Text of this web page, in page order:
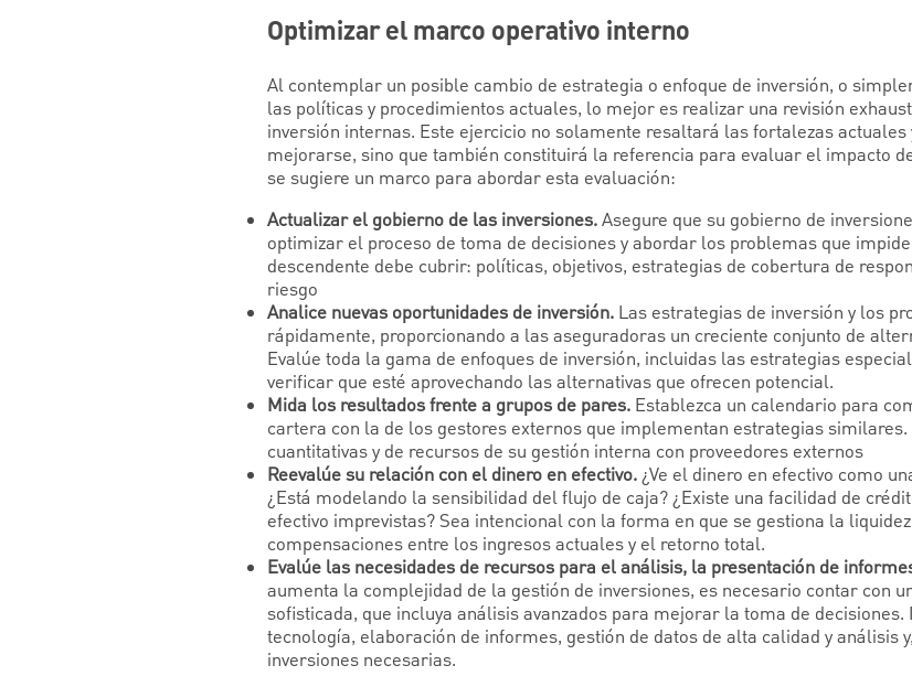
Optimizar el marco operativo interno
Al contemplar un posible cambio de estrategia o enfoque de inversión, o
las políticas y procedimientos actuales, lo mejor es realizar una revisión
inversión internas. Este ejercicio no solamente resaltará las fortalezas actuales
mejorarse, sino que también constituirá la referencia para evaluar el impacto
se sugiere un marco para abordar esta evaluación:
Actualizar el gobierno de las inversiones.Asegure que su gobierno de
optimizar el proceso de toma de decisiones y abordar los problemas que
descendente debe cubrir: políticas, objetivos, estrategias de cobertura de
riesgo
Analice nuevas oportunidades de inversión. Las estrategias de inversión y los
rápidamente, proporcionando a las aseguradoras un creciente conjunto de
Evalúe toda la gama de enfoques de inversión, incluidas las estrategias
verificar que esté aprovechando las alternativas que ofrecen potencial.
Mida los resultados frente a grupos de pares. Establezca un calendario para
cartera con la de los gestores externos que implementan estrategias
cuantitativas y de recursos de su gestión interna con proveedores externos
Reevalúe su relación con el dinero en efectivo.¿Ve el dinero en efectivo como
¿Está modelando la sensibilidad del flujo de caja? ¿Existe una facilidad de
efectivo imprevistas? Sea intencional con la forma en que se gestiona la
compensaciones entre los ingresos actuales y el retorno total.
Evalúe las necesidades de recursos para el análisis, la presentación de
aumenta la complejidad de la gestión de inversiones, es necesario contar con
sofisticada, que incluya análisis avanzados para mejorar la toma de decisiones.
tecnología, elaboración de informes, gestión de datos de alta calidad y análisis
inversiones necesarias.